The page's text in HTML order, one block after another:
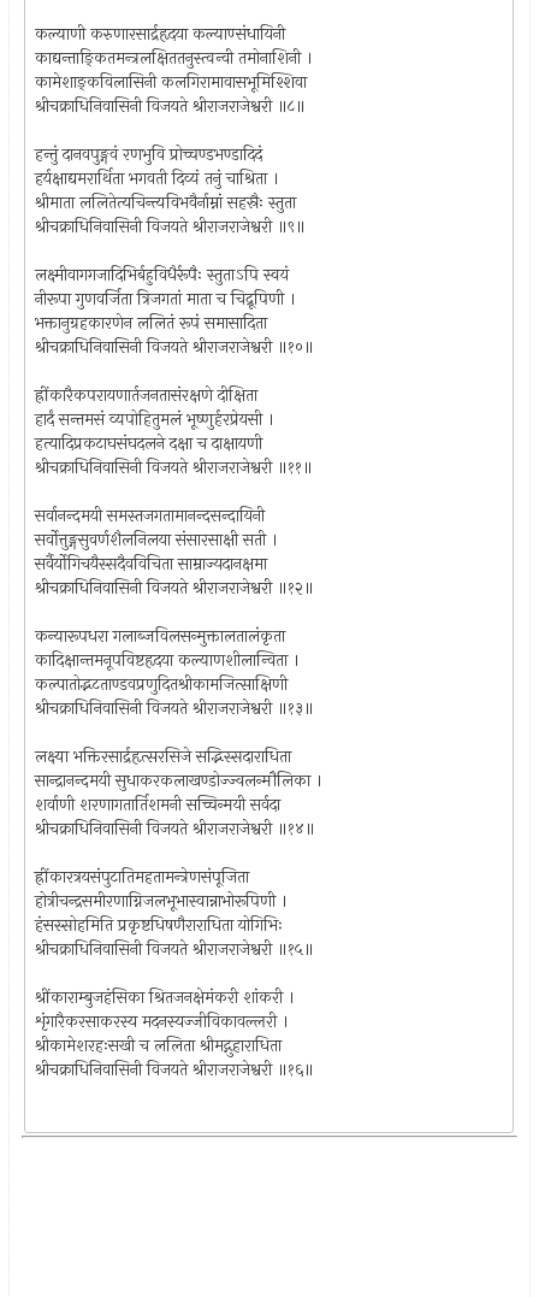
कल्याणी करुणारसार्द्रहृदया कल्याण्संधायिनी
काद्यन्ताङ्कितमन्त्रलक्षिततनुस्त्वन्वी तमोनाशिनी ।
कामेशाङ्कविलासिनी कलगिरामावासभूमिश्शिवा
श्रीचक्राधिनिवासिनी विजयते श्रीराजराजेश्वरी ॥८॥
हन्तुं दानवपुङ्गवं रणभुवि प्रोच्चण्डभण्डादिदं
हर्यक्षाद्यमरार्थिता भगवती दिव्यं तनुं चाश्रिता ।
श्रीमाता ललितेत्यचिन्त्यविभवैर्नाम्नां सहस्रैः स्तुता
श्रीचक्राधिनिवासिनी विजयते श्रीराजराजेश्वरी ॥९॥
लक्ष्मीवागगजादिभिर्बहुविधैर्रूपैः स्तुताऽपि स्वयं
नीरूपा गुणवर्जिता त्रिजगतां माता च चिद्रूपिणी ।
भक्तानुग्रहकारणेन ललितं रूपं समासादिता
श्रीचक्राधिनिवासिनी विजयते श्रीराजराजेश्वरी ॥१०॥
ह्रींकारैकपरायणार्तजनतासंरक्षणे दीक्षिता
हार्दं सन्तमसं व्यपोहितुमलं भूष्णुर्हरप्रेयसी ।
हत्यादिप्रकटाघसंघदलने दक्षा च दाक्षायणी
श्रीचक्राधिनिवासिनी विजयते श्रीराजराजेश्वरी ॥११॥
सर्वानन्दमयी समस्तजगतामानन्दसन्दायिनी
सर्वोत्तुङ्गसुवर्णशैलनिलया संसारसाक्षी सती ।
सर्वैर्योगिचयैस्सदैवविचिता साम्राज्यदानक्षमा
श्रीचक्राधिनिवासिनी विजयते श्रीराजराजेश्वरी ॥१२॥
कन्यारूपधरा गलाब्जविलसन्मुक्तालतालंकृता
कादिक्षान्तमनूपविष्टहृदया कल्याणशीलान्विता ।
कल्पातोद्भटताण्डवप्रणुदितश्रीकामजित्साक्षिणी
श्रीचक्राधिनिवासिनी विजयते श्रीराजराजेश्वरी ॥१३॥
लक्ष्या भक्तिरसार्द्रहृत्सरसिजे सद्भिस्सदाराधिता
सान्द्रानन्दमयी सुधाकरकलाखण्डोज्ज्वलन्मौलिका ।
शर्वाणी शरणागतार्तिशमनी सच्चिन्मयी सर्वदा
श्रीचक्राधिनिवासिनी विजयते श्रीराजराजेश्वरी ॥१४॥
ह्रींकारत्रयसंपुटातिमहतामन्त्रेणसंपूजिता
होत्रीचन्द्रसमीरणाग्निजलभूभास्वान्नाभोरूपिणी ।
हंसस्सोहमिति प्रकृष्टधिषणैराराधिता योगिभिः
श्रीचक्राधिनिवासिनी विजयते श्रीराजराजेश्वरी ॥१५॥
श्रींकाराम्बुजहंसिका श्रितजनक्षेमंकरी शांकरी ।
शृंगारैकरसाकरस्य मदनस्यज्जीविकावल्लरी ।
श्रीकामेशरहःसखी च ललिता श्रीमद्गुहाराधिता
श्रीचक्राधिनिवासिनी विजयते श्रीराजराजेश्वरी ॥१६॥